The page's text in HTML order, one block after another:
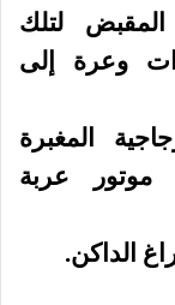
لتلك
وعرة إلى
المغبرة
عربة
الداكن.